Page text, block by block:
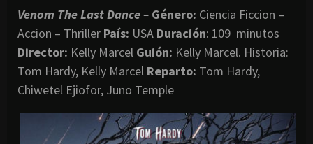
Venom The Last Dance – Género: Ciencia Ficcion –
Accion – Thriller País: USA Duración: 109 minutos
Director: Kelly Marcel Guión: Kelly Marcel. Historia:
Tom Hardy, Kelly Marcel Reparto: Tom Hardy,
Chiwetel Ejiofor, Juno Temple